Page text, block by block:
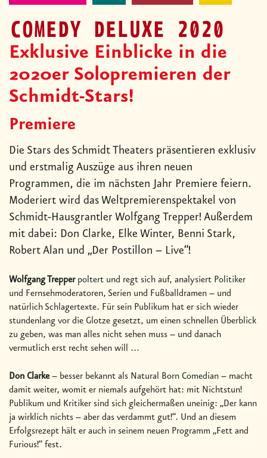
COMEDY DELUXE 2020
Exklusive Einblicke in die
2020er Solopremieren der
Schmidt-Stars!
Premiere
Die Stars des Schmidt Theaters präsentieren exklusiv
und erstmalig Auszüge aus ihren neuen
Programmen, die im nächsten Jahr Premiere feiern.
Moderiert wird das Weltpremierenspektakel von
Schmidt-Hausgrantler Wolfgang Trepper! Außerdem
mit dabei: Don Clarke, Elke Winter, Benni Stark,
Robert Alan und „Der Postillon – Live“!
Wolfgang Trepperpoltert und regt sich auf, analysiert Politiker
und Fernsehmoderatoren, Serien und Fußballdramen – und
natürlich Schlagertexte. Für sein Publikum hat er sich wieder
stundenlang vor die Glotze gesetzt, um einen schnellen Überblick
zu geben, was man alles nicht sehen muss – und danach
vermutlich erst recht sehen will ...
Don Clarke– besser bekannt als Natural Born Comedian – macht
damit weiter, womit er niemals aufgehört hat: mit Nichtstun!
Publikum und Kritiker sind sich gleichermaßen uneinig: „Der kann
ja wirklich nichts – aber das verdammt gut!“. Und an diesem
Erfolgsrezept hält er auch in seinem neuen Programm „Fett and
Furious!“ fest.